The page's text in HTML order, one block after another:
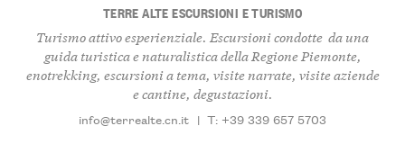
TERRE ALTE ESCURSIONI E TURISMO
Turismo attivo esperienziale. Escursioni condotte da una
guida turistica e naturalistica della Regione Piemonte,
enotrekking, escursioni a tema, visite narrate, visite aziende
e cantine, degustazioni.
info@terrealte.cn.it | T: +39 339 657 5703